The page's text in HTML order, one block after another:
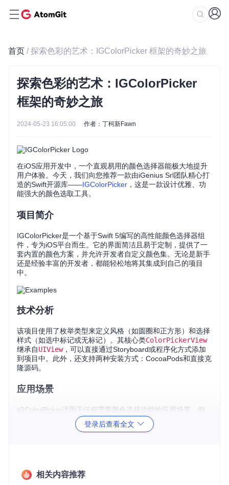
首页 / 探索色彩的艺术：IGColorPicker 框架的奇妙之旅
探索色彩的艺术：IGColorPicker
框架的奇妙之旅
2024-05-23 16:05:00 作者：丁柯新Fawn
在iOS应用开发中，一个直观易用的颜色选择器能极大地提升
用户体验。今天，我们向您推荐一款由iGenius Srl团队精心打
造的Swift开源库——IGColorPicker ，这是一款设计优雅、功
能强大的颜色选取工具。
项目简介
IGColorPicker是一个基于Swift 5编写的高性能颜色选择器组
件，专为iOS平台而生。它的界面简洁且易于定制，提供了一
套内置的颜色方案，并允许开发者自定义颜色集。无论是新手
还是经验丰富的开发者，都能轻松地将其集成到自己的项目
中。
技术分析
该项目使用了枚举类型来定义风格（如圆圈和正方形）和选择
样式（如选中标记或无标记）。其核心类ColorPickerView
继承自UIView，可以直接通过Storyboard或程序化方式添加
到项目中。此外，还支持两种安装方式：CocoaPods和直接克
隆源码。
应用场景
IGColorPicker适用于任何需要颜色选择功能的应用场景，例
美妆应用，让用户挑选合适的化妆品颜色
登录后查看全文
相关内容推荐